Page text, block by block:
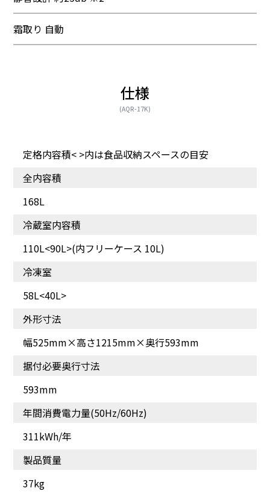
霜取り 自動
仕様
(AQR-17K)
定格内容積< >内は食品収納スペースの目安
全内容積
168L
冷蔵室内容積
110L<90L>(内フリーケース 10L)
冷凍室
58L<40L>
外形寸法
幅525mm×高さ1215mm×奥行593mm
据付必要奥行寸法
593mm
年間消費電力量(50Hz/60Hz)
311kWh/年
製品質量
37kg